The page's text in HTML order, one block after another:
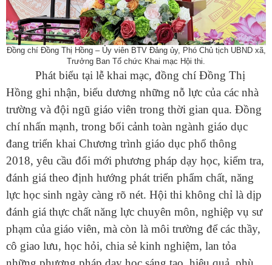
Đồng chí Đồng Thị Hồng – Ủy viên BTV Đảng ủy, Phó Chủ tịch UBND xã,
Trưởng Ban Tổ chức Khai mạc Hội thi.
Phát biểu tại lễ khai mạc, đồng chí Đồng Thị
Hồng ghi nhận, biểu dương những nỗ lực của các nhà
trường và đội ngũ giáo viên trong thời gian qua. Đồng
chí nhấn mạnh, trong bối cảnh toàn ngành giáo dục
đang triển khai Chương trình giáo dục phổ thông
2018, yêu cầu đổi mới phương pháp dạy học, kiểm tra,
đánh giá theo định hướng phát triển phẩm chất, năng
lực học sinh ngày càng rõ nét. Hội thi không chỉ là dịp
đánh giá thực chất năng lực chuyên môn, nghiệp vụ sư
phạm của giáo viên, mà còn là môi trường để các thầy,
cô giao lưu, học hỏi, chia sẻ kinh nghiệm, lan tỏa